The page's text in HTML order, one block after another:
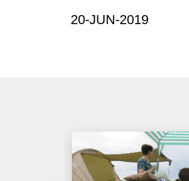
20-JUN-2019